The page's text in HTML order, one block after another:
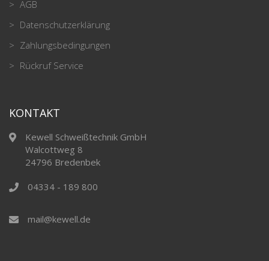
AGB
Datenschutzerklärung
Zahlungsbedingungen
Rückruf Service
KONTAKT
Kewell Schweißtechnik GmbH
Walcottweg 8
24796 Bredenbek
04334 - 189 800
mail@kewell.de